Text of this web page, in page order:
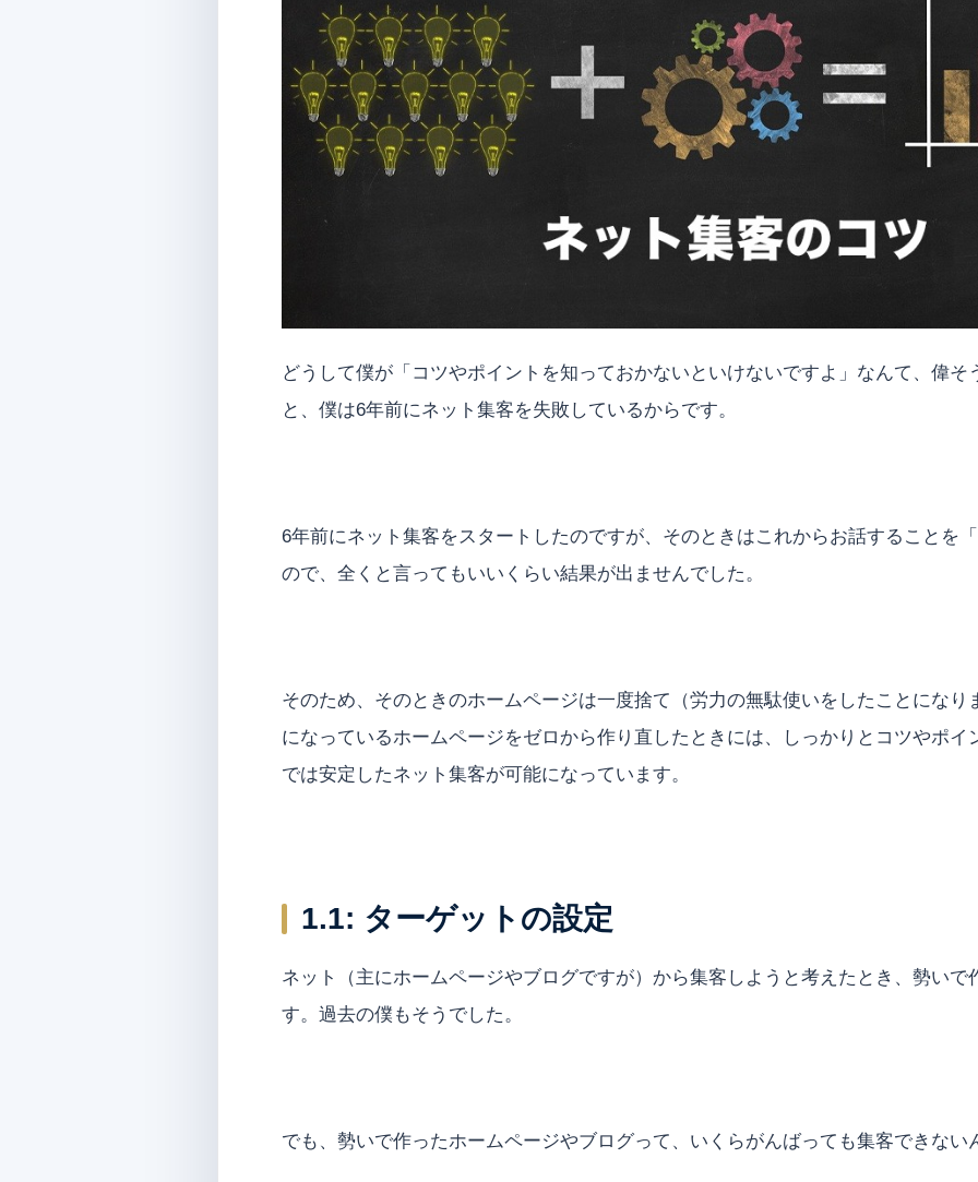
どうして僕が「コツやポイントを知っておかないといけないですよ」なんて、偉そ
と、僕は6年前にネット集客を失敗しているからです。
6年前にネット集客をスタートしたのですが、そのときはこれからお話することを
ので、全くと言ってもいいくらい結果が出ませんでした。
そのため、そのときのホームページは一度捨て（労力の無駄使いをしたことになり
になっているホームページをゼロから作り直したときには、しっかりとコツやポイ
では安定したネット集客が可能になっています。
1.1: ターゲットの設定
ネット（主にホームページやブログですが）から集客しようと考えたとき、勢いで
す。過去の僕もそうでした。
でも、勢いで作ったホームページやブログって、いくらがんばっても集客できない